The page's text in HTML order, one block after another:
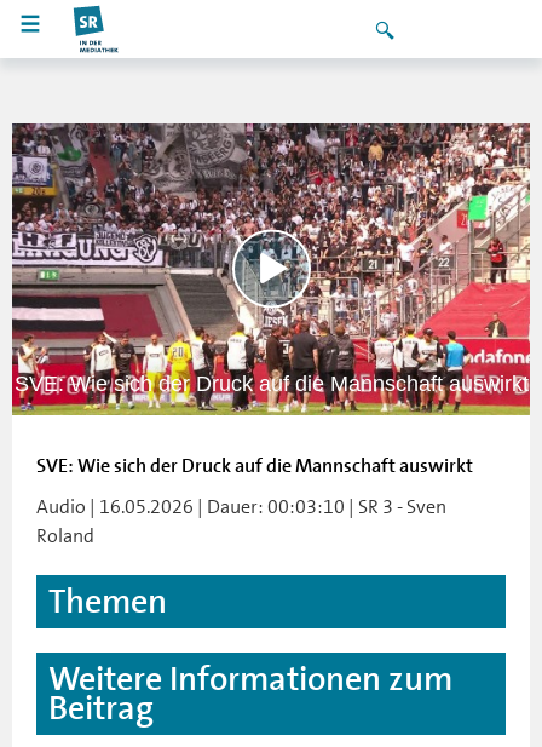
SVE: Wie sich der Druck auf die Mannschaft auswirkt
SVE: Wie sich der Druck auf die Mannschaft auswirkt
Audio | 16.05.2026 | Dauer: 00:03:10 | SR 3 - Sven
Roland
Themen
Weitere Informationen zum
Beitrag